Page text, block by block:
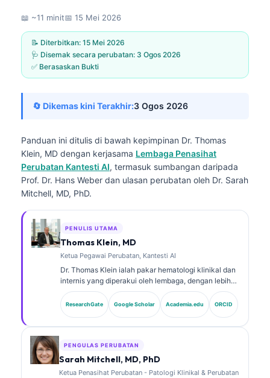
📖 ~11 minit📅 15 Mei 2026
📝 Diterbitkan: 15 Mei 2026
🩺 Disemak secara perubatan: 3 Ogos 2026
✅ Berasaskan Bukti
🔄 Dikemas kini Terakhir:3 Ogos 2026
Panduan ini ditulis di bawah kepimpinan Dr. Thomas
Klein, MD dengan kerjasama Lembaga Penasihat
Perubatan Kantesti AI, termasuk sumbangan daripada
Prof. Dr. Hans Weber dan ulasan perubatan oleh Dr. Sarah
Mitchell, MD, PhD.
PENULIS UTAMA
Thomas Klein, MD
Ketua Pegawai Perubatan, Kantesti AI
Dr. Thomas Klein ialah pakar hematologi klinikal dan
internis yang diperakui oleh lembaga, dengan lebih
15 tahun pengalaman dalam perubatan makmal dan
analisis klinikal berbantukan AI. Sebagai Ketua
Pegawai Perubatan di Kantesti AI, beliau
Klein telah menerbitkan secara meluas mengenai
tafsiran biomarker dan diagnostik makmal dalam
ResearchGate Google Scholar Academia.edu ORCID
PENGULAS PERUBATAN
Sarah Mitchell, MD, PhD
Ketua Penasihat Perubatan - Patologi Klinikal & Perubatan